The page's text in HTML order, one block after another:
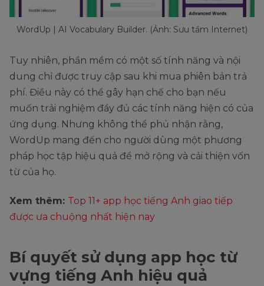
WordUp | AI Vocabulary Builder. (Ảnh: Sưu tầm Internet)
Tuy nhiên, phần mềm có một số tính năng và nội
dung chỉ được truy cập sau khi mua phiên bản trả
phí. Điều này có thể gây hạn chế cho bạn nếu
muốn trải nghiệm đầy đủ các tính năng hiện có của
ứng dụng. Nhưng không thể phủ nhận rằng,
WordUp mang đến cho người dùng một phương
pháp học tập hiệu quả để mở rộng và cải thiện vốn
từ của họ.
Xem thêm: Top 11+ app học tiếng Anh giao tiếp
được ưa chuộng nhất hiện nay
Bí quyết sử dụng app học từ
vựng tiếng Anh hiệu quả